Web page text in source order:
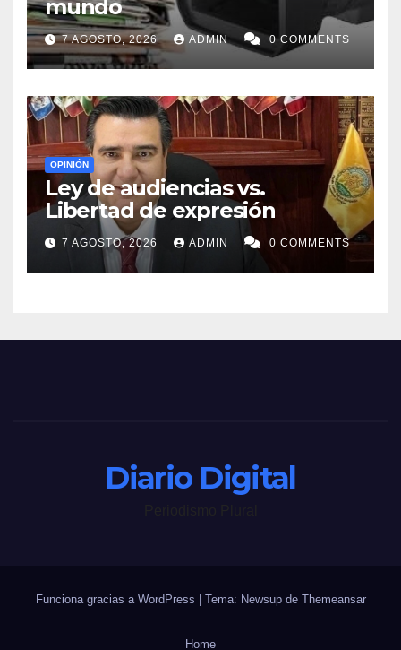
mundo
7 AGOSTO, 2026 ADMIN 0 COMMENTS
OPINIÓN
Ley de audiencias vs.
Libertad de expresión
7 AGOSTO, 2026 ADMIN 0 COMMENTS
Diario Digital
Funciona gracias a WordPress Tema: Newsup de Themeansar
Home